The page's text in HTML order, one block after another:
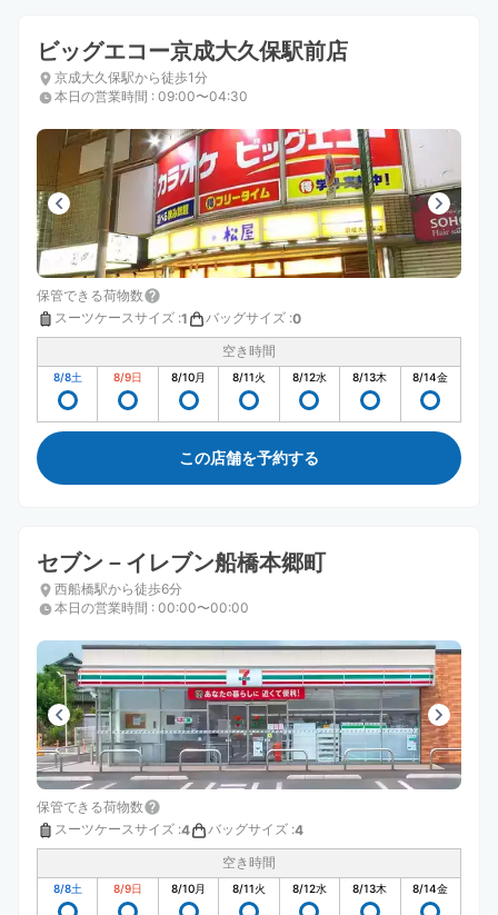
ビッグエコー京成大久保駅前店
京成大久保駅から徒歩1分
本日の営業時間 : 09:00〜04:30
保管できる荷物数
スーツケースサイズ :1 バッグサイズ :0
空き時間
8/8土 8/9日 8/10月 8/11火 8/12水 8/13木 8/14金
この店舗を予約する
セブン－イレブン船橋本郷町
西船橋駅から徒歩6分
本日の営業時間 : 00:00〜00:00
保管できる荷物数
スーツケースサイズ :4 バッグサイズ :4
空き時間
8/8土 8/9日 8/10月 8/11火 8/12水 8/13木 8/14金